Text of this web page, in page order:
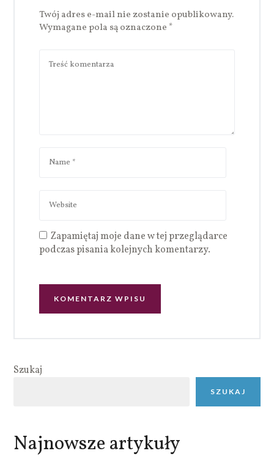
Twój adres e-mail nie zostanie opublikowany.
Wymagane pola są oznaczone *
Zapamiętaj moje dane w tej przeglądarce
podczas pisania kolejnych komentarzy.
Szukaj
SZUKAJ
Najnowsze artykuły